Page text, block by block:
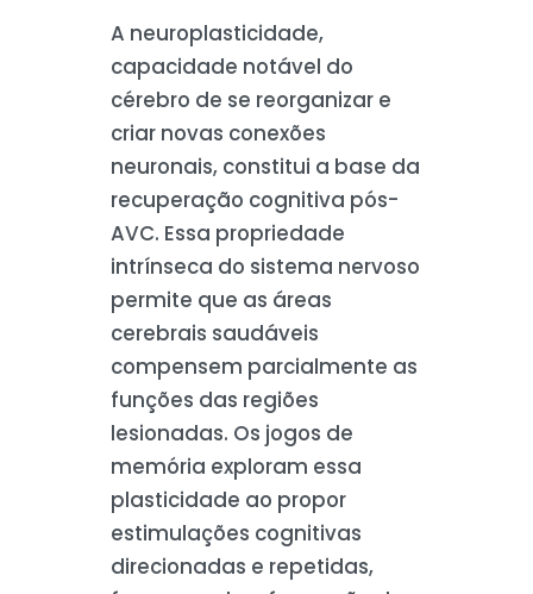
A neuroplasticidade,
capacidade notável do
cérebro de se reorganizar e
criar novas conexões
neuronais, constitui a base da
recuperação cognitiva pós-
AVC. Essa propriedade
intrínseca do sistema nervoso
permite que as áreas
cerebrais saudáveis
compensem parcialmente as
funções das regiões
lesionadas. Os jogos de
memória exploram essa
plasticidade ao propor
estimulações cognitivas
direcionadas e repetidas,